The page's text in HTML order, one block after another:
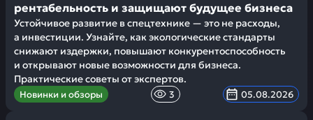
рентабельность и защищают будущее бизнеса
Устойчивое развитие в спецтехнике — это не расходы,
а инвестиции. Узнайте, как экологические стандарты
снижают издержки, повышают конкурентоспособность
и открывают новые возможности для бизнеса.
Практические советы от экспертов.
Новинки и обзоры 3 05.08.2026